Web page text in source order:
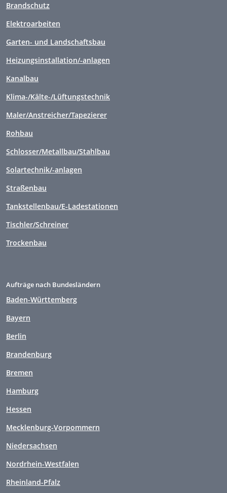
Brandschutz
Elektroarbeiten
Garten- und Landschaftsbau
Heizungsinstallation/-anlagen
Kanalbau
Klima-/Kälte-/Lüftungstechnik
Maler/Anstreicher/Tapezierer
Rohbau
Schlosser/Metallbau/Stahlbau
Solartechnik/-anlagen
Straßenbau
Tankstellenbau/E-Ladestationen
Tischler/Schreiner
Trockenbau
Aufträge nach Bundesländern
Baden-Württemberg
Bayern
Berlin
Brandenburg
Bremen
Hamburg
Hessen
Mecklenburg-Vorpommern
Niedersachsen
Nordrhein-Westfalen
Rheinland-Pfalz